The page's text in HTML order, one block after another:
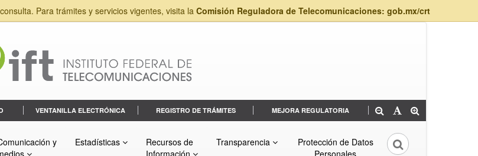
Para trámites y servicios vigentes, visita laComisión Reguladora de Telecomunicaciones: gob.mx/crt
VENTANILLA ELECTRÓNICA REGISTRO DE TRÁMITES MEJORA REGULATORIA
y
Estadísticas
Recursos de
Transparencia
Protección de Datos